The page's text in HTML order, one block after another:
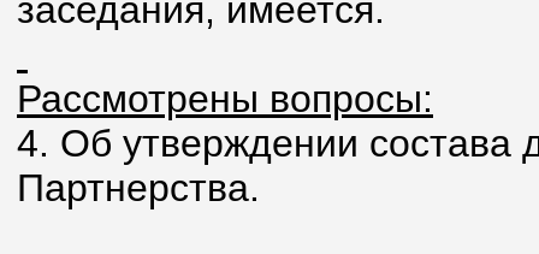
заседания, имеется.
Рассмотрены вопросы:
4. Об утверждении состава
Партнерства.